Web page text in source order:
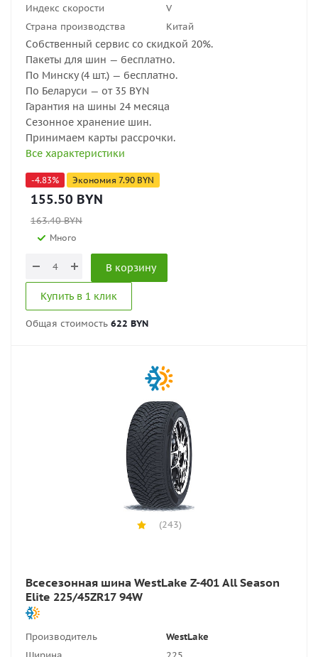
Индекс скорости
V
Страна производства
Китай
Собственный сервис со скидкой 20%.
Пакеты для шин — бесплатно.
По Минску (4 шт.) — бесплатно.
По Беларуси — от 35 BYN
Гарантия на шины 24 месяца
Сезонное хранение шин.
Принимаем карты рассрочки.
Все характеристики
-4.83% Экономия 7.90 BYN
155.50 BYN
163.40BYN
Много
В корзину
Купить в 1 клик
Общая стоимость 622 BYN
(243)
Всесезонная шина WestLake Z-401 All Season
Elite 225/45ZR17 94W
Производитель
WestLake